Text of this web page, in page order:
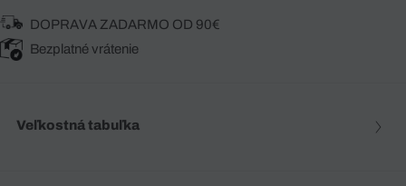
DOPRAVA ZADARMO OD 90€
Bezplatné vrátenie
Veľkostná tabuľka